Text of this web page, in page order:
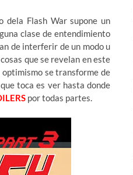
dela Flash War supone un
clase de entendimiento
de interferir de un modo u
que se revelan en este
optimismo se transforme de
toca es ver hasta donde
por todas partes.